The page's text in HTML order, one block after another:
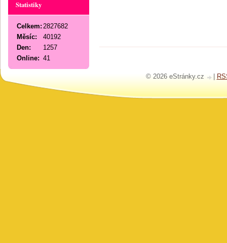
Statistiky
Online: 41
Celkem: 2827682
Měsíc:
40192
Den:
1257
© 2026 eStránky.cz